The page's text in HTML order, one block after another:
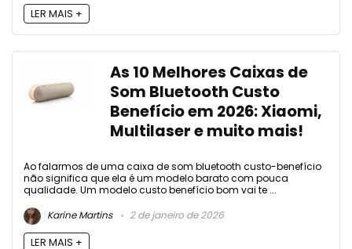
LER MAIS +
As 10 Melhores Caixas de
Som Bluetooth Custo
Benefício em 2026: Xiaomi,
Multilaser e muito mais!
Ao falarmos de uma caixa de som bluetooth custo-benefício
não significa que ela é um modelo barato com pouca
qualidade. Um modelo custo benefício bom vai te ...
Karine Martins
2 de janeiro de 2026
LER MAIS +